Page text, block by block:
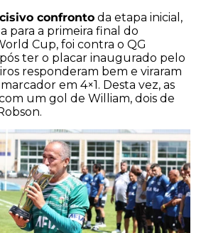
confronto da etapa inicial,
para a primeira final do
Cup, foi contra o QG
ter o placar inaugurado pelo
responderam bem e viraram
em 4×1. Desta vez, as
um gol de William, dois de